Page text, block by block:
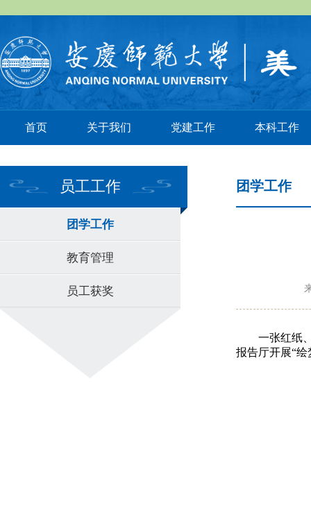
首页 关于我们 党建工作 本科工作
员工工作
团学工作
教育管理
员工获奖
团学工作
一张红纸
报告厅开展“绘